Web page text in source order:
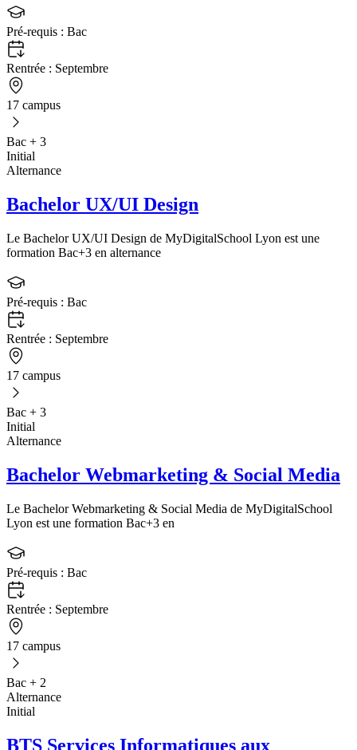
Pré-requis : Bac
Rentrée : Septembre
17 campus
Bac + 3
Initial
Alternance
Bachelor UX/UI Design
Le Bachelor UX/UI Design de MyDigitalSchool Lyon est une
formation Bac+3 en alternance
Pré-requis : Bac
Rentrée : Septembre
17 campus
Bac + 3
Initial
Alternance
Bachelor Webmarketing & Social Media
Le Bachelor Webmarketing & Social Media de MyDigitalSchool
Lyon est une formation Bac+3 en
Pré-requis : Bac
Rentrée : Septembre
17 campus
Bac + 2
Alternance
Initial
BTS Services Informatiques aux